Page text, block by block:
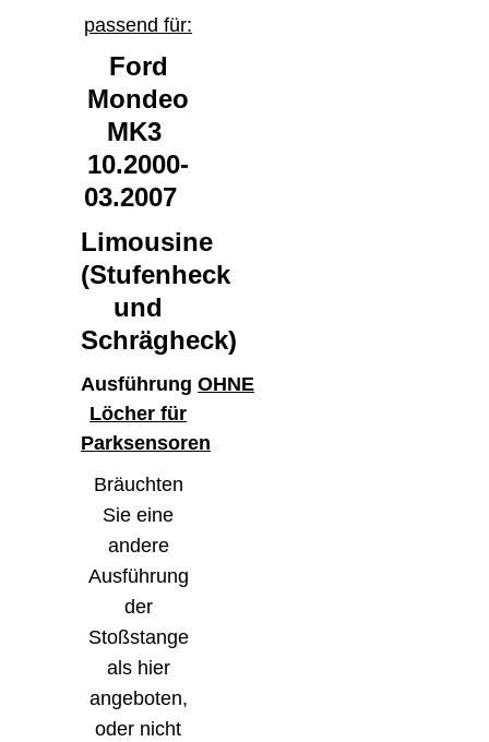
passend für:
Ford
Mondeo
MK3
10.2000-
03.2007
Limousine
(Stufenheck
und
Schrägheck)
Ausführung OHNE
Löcher für
Parksensoren
Bräuchten
Sie eine
andere
Ausführung
der
Stoßstange
als hier
angeboten,
oder nicht